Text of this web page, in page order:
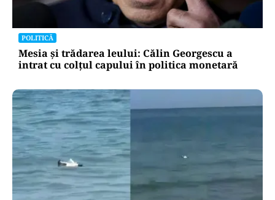
POLITICĂ
Mesia și trădarea leului: Călin Georgescu a
intrat cu colțul capului în politica monetară